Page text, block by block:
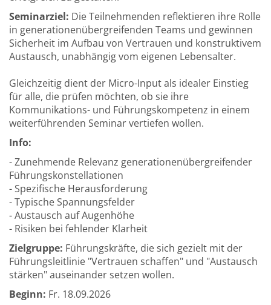
Seminarziel: Die Teilnehmenden reflektieren ihre Rolle
in generationenübergreifenden Teams und gewinnen
Sicherheit im Aufbau von Vertrauen und konstruktivem
Austausch, unabhängig vom eigenen Lebensalter.
Gleichzeitig dient der Micro-Input als idealer Einstieg
für alle, die prüfen möchten, ob sie ihre
Kommunikations- und Führungskompetenz in einem
weiterführenden Seminar vertiefen wollen.
Info:
- Zunehmende Relevanz generationenübergreifender
Führungskonstellationen
- Spezifische Herausforderung
- Typische Spannungsfelder
- Austausch auf Augenhöhe
- Risiken bei fehlender Klarheit
Zielgruppe: Führungskräfte, die sich gezielt mit der
Führungsleitlinie "Vertrauen schaffen" und "Austausch
stärken" auseinander setzen wollen.
Beginn: Fr. 18.09.2026